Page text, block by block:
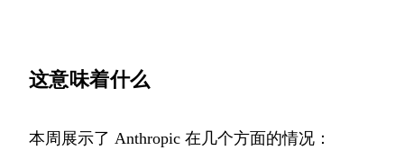
这意味着什么
本周展示了 Anthropic 在几个方面的情况：